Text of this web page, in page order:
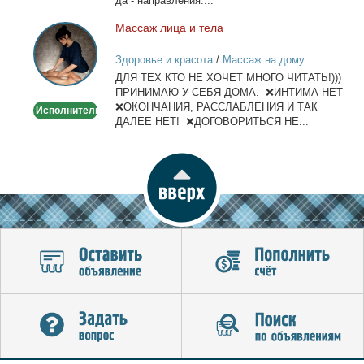
Массаж
лица
и
тела
Исполнитель
Мас­саж ли­ца и те­ла
Здоровье и красота/ Массаж на дому
ДЛЯ ТЕХ КТО НЕ ХОЧЕТ МНОГО ЧИТАТЬ!)))
ПРИНИМАЮ У СЕБЯ ДОМА. ❌ИНТИМА НЕТ
❌ОКОНЧАНИЯ, РАССЛАБЛЕНИЯ И ТАК
ДАЛЕЕ НЕТ! ❌ДОГОВОРИТЬСЯ НЕ...